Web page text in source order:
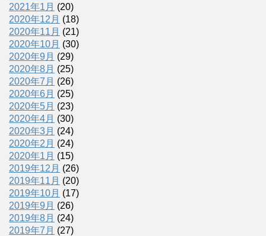
2021年1月 (20)
2020年12月 (18)
2020年11月 (21)
2020年10月 (30)
2020年9月 (29)
2020年8月 (25)
2020年7月 (26)
2020年6月 (25)
2020年5月 (23)
2020年4月 (30)
2020年3月 (24)
2020年2月 (24)
2020年1月 (15)
2019年12月 (26)
2019年11月 (20)
2019年10月 (17)
2019年9月 (26)
2019年8月 (24)
2019年7月 (27)